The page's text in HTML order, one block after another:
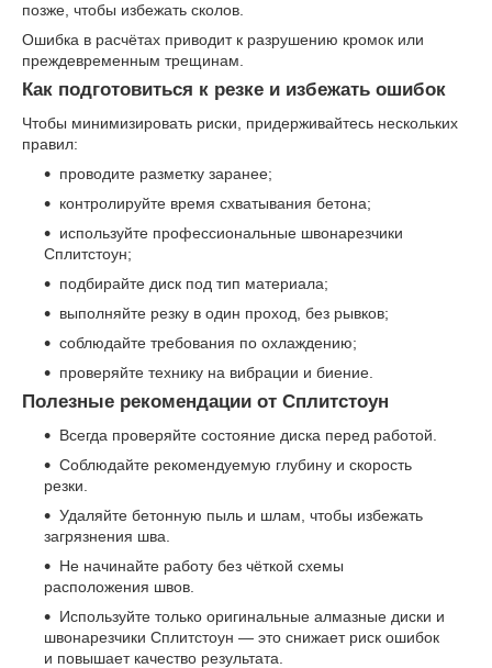
позже, чтобы избежать сколов.
Ошибка в расчётах приводит к разрушению кромок или
преждевременным трещинам.
Как подготовиться к резке и избежать ошибок
Чтобы минимизировать риски, придерживайтесь нескольких
правил:
проводите разметку заранее;
контролируйте время схватывания бетона;
используйте профессиональные швонарезчики
Сплитстоун;
подбирайте диск под тип материала;
выполняйте резку в один проход, без рывков;
соблюдайте требования по охлаждению;
проверяйте технику на вибрации и биение.
Полезные рекомендации от Сплитстоун
Всегда проверяйте состояние диска перед работой.
Соблюдайте рекомендуемую глубину и скорость
резки.
Удаляйте бетонную пыль и шлам, чтобы избежать
загрязнения шва.
Не начинайте работу без чёткой схемы
расположения швов.
Используйте только оригинальные алмазные диски и
швонарезчики Сплитстоун — это снижает риск ошибок
и повышает качество результата.